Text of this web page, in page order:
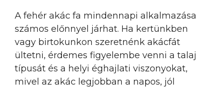
A fehér akác fa mindennapi alkalmazása
számos előnnyel járhat. Ha kertünkben
vagy birtokunkon szeretnénk akácfát
ültetni, érdemes figyelembe venni a talaj
típusát és a helyi éghajlati viszonyokat,
mivel az akác legjobban a napos, jól